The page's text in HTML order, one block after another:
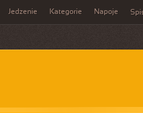
Jedzenie Kategorie Napoje